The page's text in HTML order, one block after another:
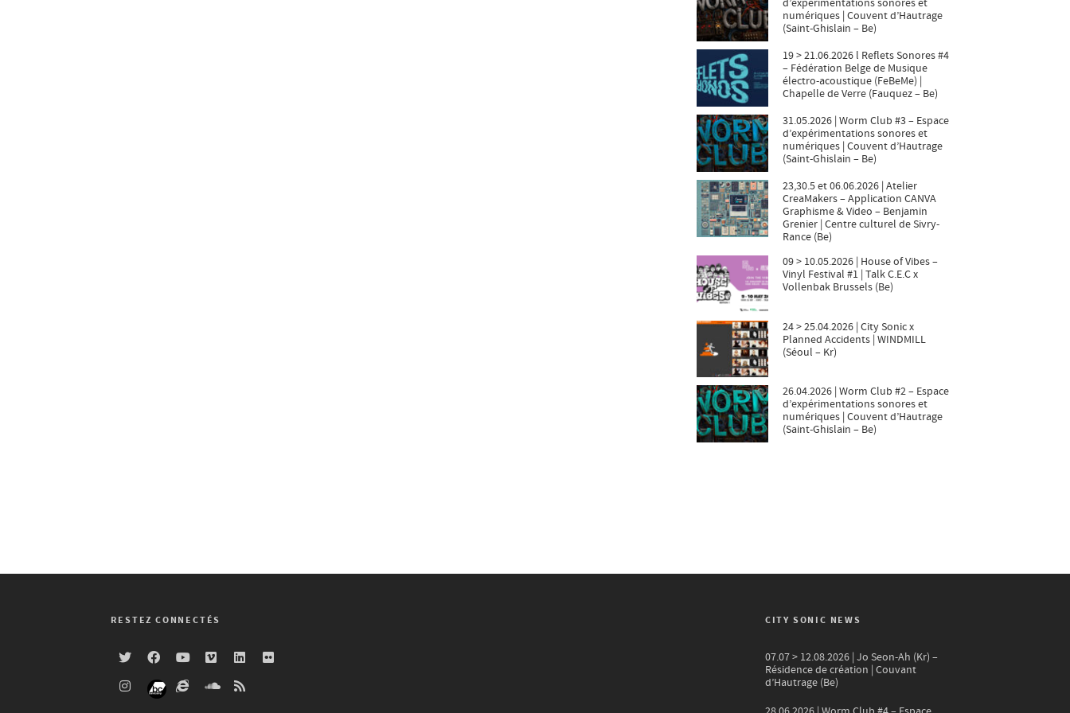
d’expérimentations sonores et
numériques | Couvent d’Hautrage
(Saint-Ghislain – Be)
19 > 21.06.2026 l Reflets Sonores #4
– Fédération Belge de Musique
électro-acoustique (FeBeMe) |
Chapelle de Verre (Fauquez – Be)
31.05.2026 | Worm Club #3 – Espace
d’expérimentations sonores et
numériques | Couvent d’Hautrage
(Saint-Ghislain – Be)
23,30.5 et 06.06.2026 | Atelier
CreaMakers – Application CANVA
Graphisme & Video – Benjamin
Grenier | Centre culturel de Sivry-
Rance (Be)
09 > 10.05.2026 | House of Vibes –
Vinyl Festival #1 | Talk C.E.C x
Vollenbak Brussels (Be)
24 > 25.04.2026 | City Sonic x
Planned Accidents | WINDMILL
(Séoul – Kr)
26.04.2026 | Worm Club #2 – Espace
d’expérimentations sonores et
numériques | Couvent d’Hautrage
(Saint-Ghislain – Be)
RESTEZ CONNECTÉS CITY SONIC NEWS
07.07 > 12.08.2026 | Jo Seon-Ah (Kr) –
Résidence de création | Couvant
d’Hautrage (Be)